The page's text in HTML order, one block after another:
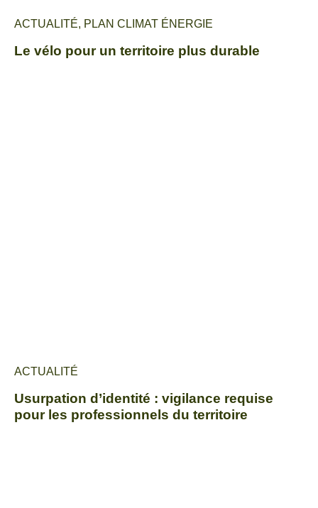
ACTUALITÉ, PLAN CLIMAT ÉNERGIE
Le vélo pour un territoire plus durable
ACTUALITÉ
Usurpation d’identité : vigilance requise
pour les professionnels du territoire